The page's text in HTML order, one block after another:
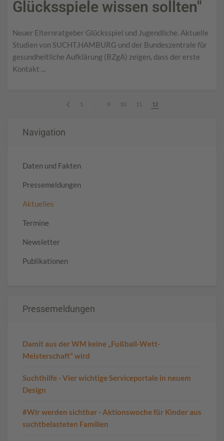
Glücksspiele wissen sollten"
Neuer Elternratgeber Glücksspiel und Jugendliche. Aktuelle
Studien von SUCHT.HAMBURG und der Bundeszentrale für
gesundheitliche Aufklärung (BZgA) zeigen, dass der erste
Kontakt ...
1 9 10 11 12
Navigation
Daten und Fakten
Pressemeldungen
Aktuelles
Termine
Newsletter
Publikationen
Pressemeldungen
Damit aus der WM keine „Fußball-Wett-
Meisterschaft“ wird
Suchthilfe - Vier wichtige Serviceportale in neuem
Design
#Wir werden sichtbar - Aktionswoche für Kinder aus
suchtbelasteten Familien